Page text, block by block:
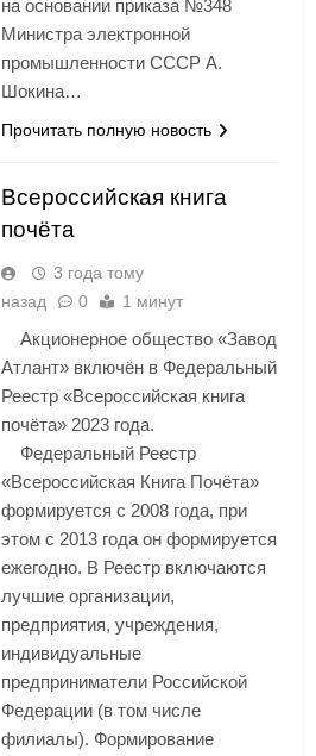
на основании приказа №348
Министра электронной
промышленности СССР А.
Шокина…
Прочитать полную новость
Всероссийская книга
почёта
3 года тому
назад
0 1 минут
Акционерное общество «Завод
Атлант» включён в Федеральный
Реестр «Всероссийская книга
почёта» 2023 года.
Федеральный Реестр
«Всероссийская Книга Почёта»
формируется с 2008 года, при
этом с 2013 года он формируется
ежегодно. В Реестр включаются
лучшие организации,
предприятия, учреждения,
индивидуальные
предприниматели Российской
Федерации (в том числе
филиалы). Формирование